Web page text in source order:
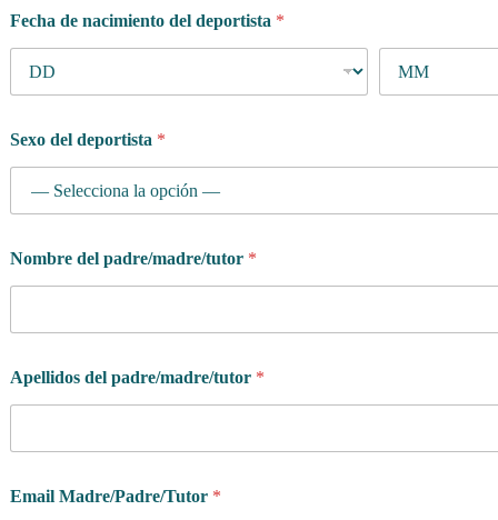
Fecha de nacimiento del deportista *
Sexo del deportista *
Nombre del padre/madre/tutor *
Apellidos del padre/madre/tutor *
Email Madre/Padre/Tutor *